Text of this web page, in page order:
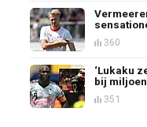
360
‘Lukaku
bij
351